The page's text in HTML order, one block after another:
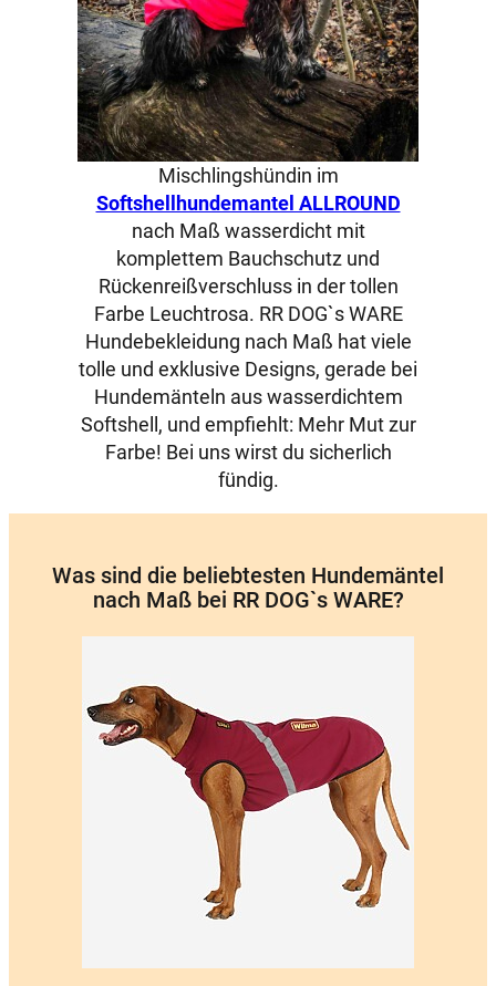
Mischlingshündin im
Softshellhundemantel ALLROUND
nach Maß wasserdicht mit
komplettem Bauchschutz und
Rückenreißverschluss in der tollen
Farbe Leuchtrosa. RR DOG`s WARE
Hundebekleidung nach Maß hat viele
tolle und exklusive Designs, gerade bei
Hundemänteln aus wasserdichtem
Softshell, und empfiehlt: Mehr Mut zur
Farbe! Bei uns wirst du sicherlich
fündig.
Was sind die beliebtesten Hundemäntel
nach Maß bei RR DOG`s WARE?